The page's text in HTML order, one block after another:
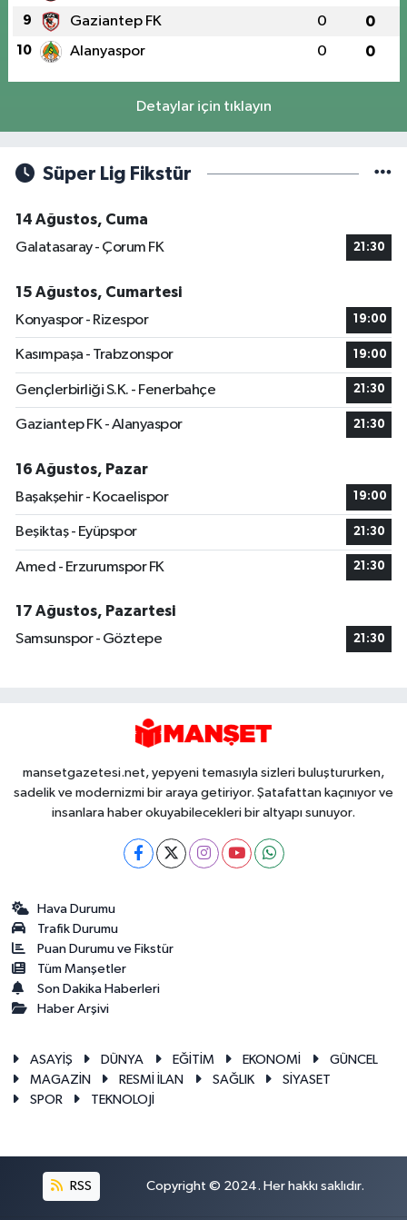
9 Gaziantep FK 0 0
10 Alanyaspor 0 0
Detaylar için tıklayın
Süper Lig Fikstür
14 Ağustos, Cuma
Galatasaray - Çorum FK
21:30
15 Ağustos, Cumartesi
Konyaspor - Rizespor
19:00
Kasımpaşa - Trabzonspor 19:00
Gençlerbirliği S.K. - Fenerbahçe 21:30
Gaziantep FK - Alanyaspor 21:30
16 Ağustos, Pazar
Başakşehir - Kocaelispor
19:00
Beşiktaş - Eyüpspor 21:30
Amed - Erzurumspor FK 21:30
17 Ağustos, Pazartesi
Samsunspor - Göztepe
21:30
mansetgazetesi.net, yepyeni temasıyla sizleri buluştururken,
sadelik ve modernizmi bir araya getiriyor. Şatafattan kaçınıyor ve
insanlara haber okuyabilecekleri bir altyapı sunuyor.
Hava Durumu
Trafik Durumu
Puan Durumu ve Fikstür
Tüm Manşetler
Son Dakika Haberleri
Haber Arşivi
ASAYİŞ DÜNYA EĞİTİM EKONOMİ
GÜNCEL
MAGAZİN
RESMİ İLAN SAĞLIK
SİYASET
SPOR
TEKNOLOJİ
RSS Copyright © 2024. Her hakkı saklıdır.